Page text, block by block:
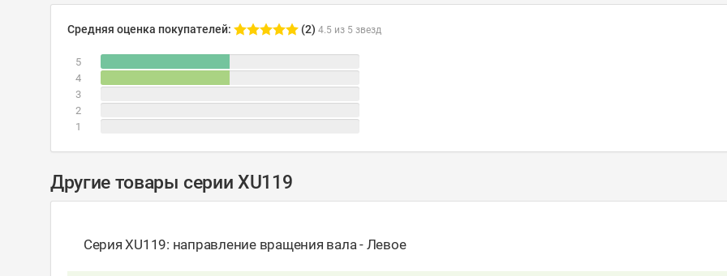
Средняя оценка покупателей: (2) 4.5 из 5 звезд
5
4
3
2
1
Другие товары серии XU119
Серия XU119: направление вращения вала - Левое